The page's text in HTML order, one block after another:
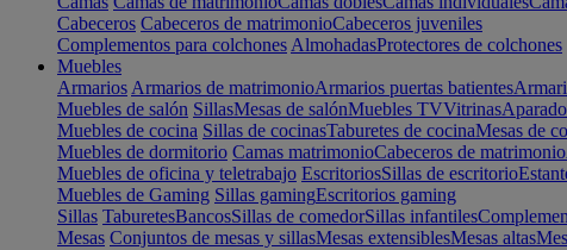
Cabeceros Cabeceros de matrimonioCabeceros juveniles
Complementos para colchones AlmohadasProtectores de colchones
Muebles
Armarios Armarios de matrimonioArmarios puertas batientes
Muebles de salón SillasMesas de salónMuebles TVVitrinas
Muebles de cocina Sillas de cocinasTaburetes de cocinaMesas de
Muebles de dormitorio Camas matrimonioCabeceros de matrimonio
Muebles de oficina y teletrabajo EscritoriosSillas de escritorio
Muebles de Gaming Sillas gamingEscritorios gaming
Sillas TaburetesBancosSillas de comedorSillas infantiles
Mesas Conjuntos de mesas y sillasMesas extensiblesMesas altas